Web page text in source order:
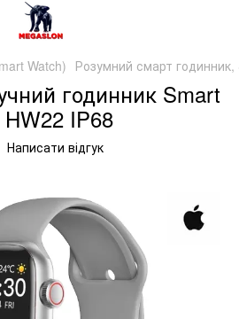
Watch) Розумний смарт
годинник Smart
IP68
Написати відгук